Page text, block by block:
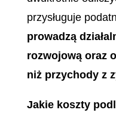
przysługuje
prowadzą
rozwojową oraz
niż przychody z
Jakie koszty